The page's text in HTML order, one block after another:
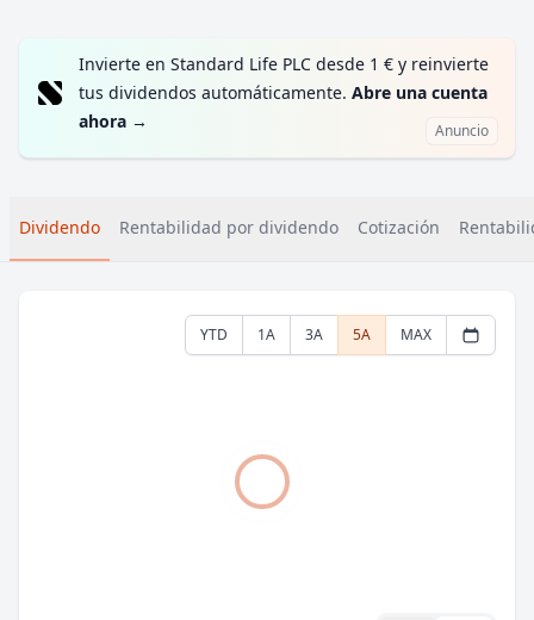
Invierte en Standard Life PLC desde 1 € y reinvierte
tus dividendos automáticamente. Abre una cuenta
ahora → Anuncio
Dividendo Rentabilidad por dividendo Cotización
YTD 1A 3A 5A MAX